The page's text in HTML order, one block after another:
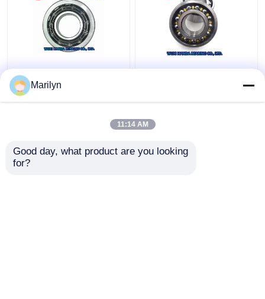
Шарикоподшипник
7214 BECBJ 7415
BCBM 7313 BEGAP
7216 BECBP угловой
контактные
4 пункта SKF
N2MA QJ 226 N2MA
контактные
Marilyn
11:14 AM
Good day, what product are you looking
for?